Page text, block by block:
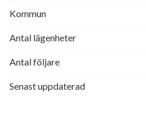
Kommun
Antal lägenheter
Antal följare
Senast uppdaterad